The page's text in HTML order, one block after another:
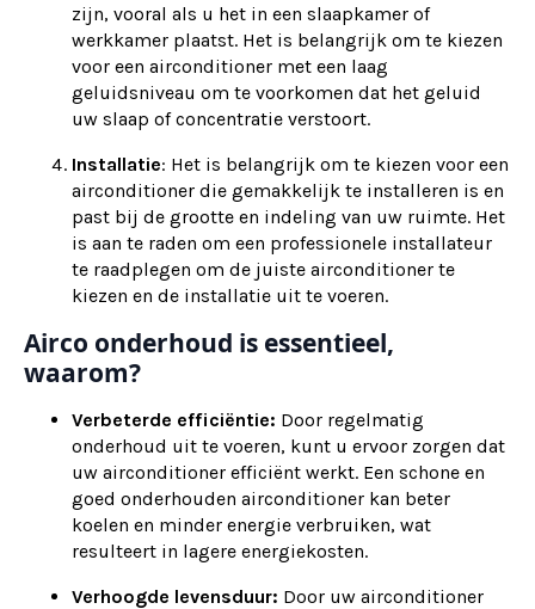
zijn, vooral als u het in een slaapkamer of
werkkamer plaatst. Het is belangrijk om te kiezen
voor een airconditioner met een laag
geluidsniveau om te voorkomen dat het geluid
uw slaap of concentratie verstoort.
Installatie: Het is belangrijk om te kiezen voor een
airconditioner die gemakkelijk te installeren is en
past bij de grootte en indeling van uw ruimte. Het
is aan te raden om een professionele installateur
te raadplegen om de juiste airconditioner te
kiezen en de installatie uit te voeren.
Airco onderhoud is essentieel,
waarom?
Verbeterde efficiëntie: Door regelmatig
onderhoud uit te voeren, kunt u ervoor zorgen dat
uw airconditioner efficiënt werkt. Een schone en
goed onderhouden airconditioner kan beter
koelen en minder energie verbruiken, wat
resulteert in lagere energiekosten.
Verhoogde levensduur: Door uw airconditioner